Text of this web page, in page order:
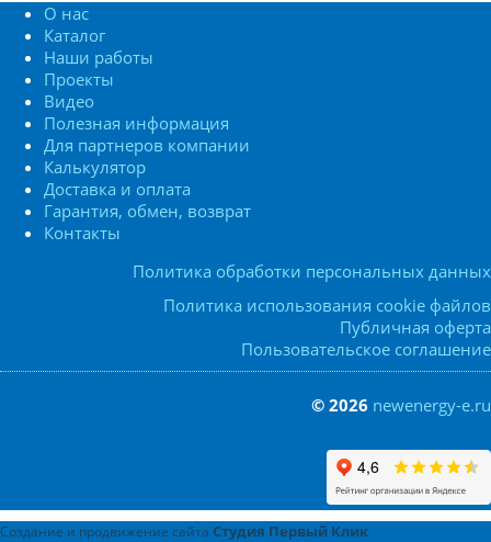
О нас
Каталог
Наши работы
Проекты
Видео
Полезная информация
Для партнеров компании
Калькулятор
Доставка и оплата
Гарантия, обмен, возврат
Контакты
Политика обработки персональных данных
Политика использования cookie файлов
Публичная оферта
Пользовательское соглашение
© 2026 newenergy-e.ru
Cоздание и продвижение сайта Студия Первый Клик